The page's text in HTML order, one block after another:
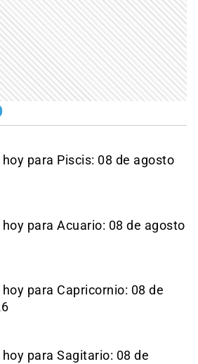
para Piscis: 08 de agosto
para Acuario: 08 de agosto
para Capricornio: 08 de
para Sagitario: 08 de